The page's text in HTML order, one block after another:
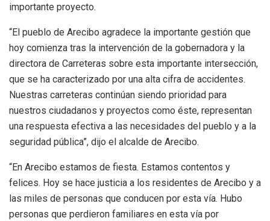
importante proyecto.
“El pueblo de Arecibo agradece la importante gestión que
hoy comienza tras la intervención de la gobernadora y la
directora de Carreteras sobre esta importante intersección,
que se ha caracterizado por una alta cifra de accidentes.
Nuestras carreteras continúan siendo prioridad para
nuestros ciudadanos y proyectos como éste, representan
una respuesta efectiva a las necesidades del pueblo y a la
seguridad pública”, dijo el alcalde de Arecibo.
“En Arecibo estamos de fiesta. Estamos contentos y
felices. Hoy se hace justicia a los residentes de Arecibo y a
las miles de personas que conducen por esta vía. Hubo
personas que perdieron familiares en esta vía por